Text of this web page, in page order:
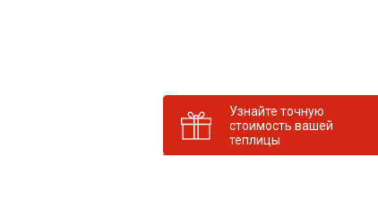
Узнайте точную
стоимость вашей
теплицы